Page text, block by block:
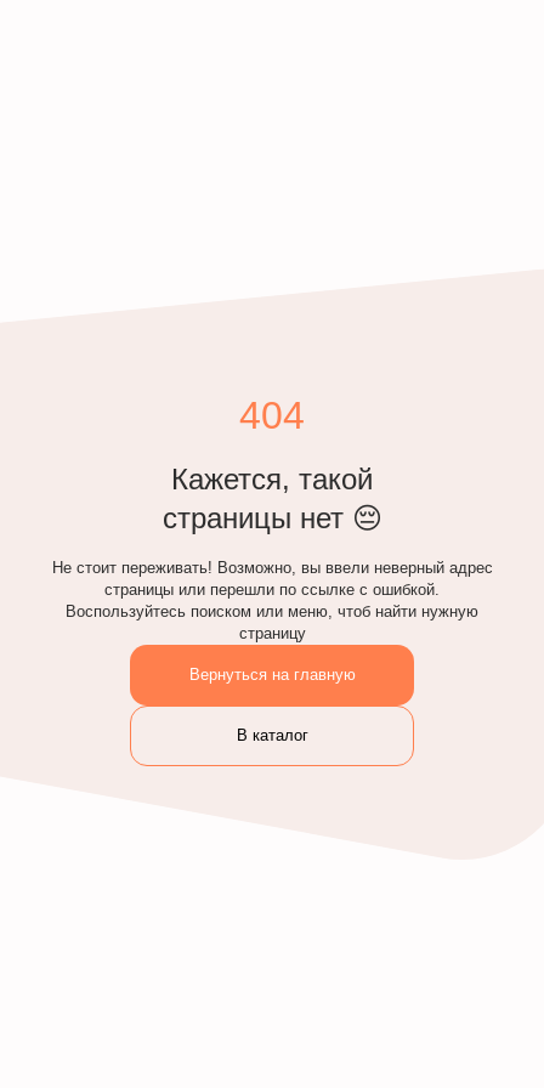
404
Кажется, такой
страницы нет 😔
Не стоит переживать! Возможно, вы ввели неверный адрес
страницы или перешли по ссылке с ошибкой.
Воспользуйтесь поиском или меню, чтоб найти нужную
страницу
Вернуться на главную
В каталог